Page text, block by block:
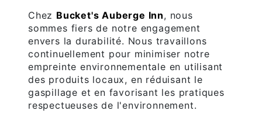
Chez Bucket's Auberge Inn, nous
sommes fiers de notre engagement
envers la durabilité. Nous travaillons
continuellement pour minimiser notre
empreinte environnementale en utilisant
des produits locaux, en réduisant le
gaspillage et en favorisant les pratiques
respectueuses de l'environnement.